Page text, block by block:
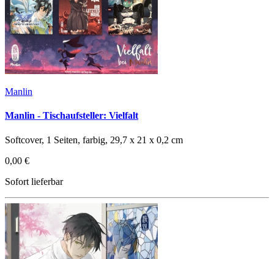
Manlin
Manlin - Tischaufsteller: Vielfalt
Softcover, 1 Seiten, farbig, 29,7 x 21 x 0,2 cm
0,00 €
Sofort lieferbar